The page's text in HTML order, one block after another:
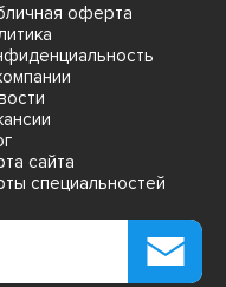
оферта
сайта
специальностей